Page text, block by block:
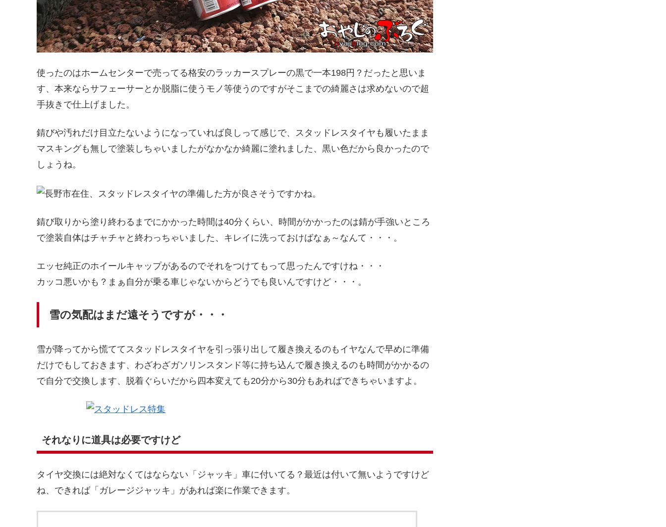
使ったのはホームセンターで売ってる格安のラッカースプレーの黒で一本198円？だったと思いま
す、本来ならサフェーサーとか脱脂に使うモノ等使うのですがそこまでの綺麗さは求めないので超
手抜きで仕上げました。
錆びや汚れだけ目立たないようになっていれば良しって感じで、スタッドレスタイヤも履いたまま
マスキングも無しで塗装しちゃいましたがなかなか綺麗に塗れました、黒い色だから良かったので
しょうね。
錆び取りから塗り終わるまでにかかった時間は40分くらい、時間がかかったのは錆が手強いところ
で塗装自体はチャチャと終わっちゃいました、キレイに洗っておけばなぁ～なんて・・・。
エッセ純正のホイールキャップがあるのでそれをつけてもって思ったんですけね・・・
カッコ悪いかも？まぁ自分が乗る車じゃないからどうでも良いんですけど・・・。
雪の気配はまだ遠そうですが・・・
雪が降ってから慌ててスタッドレスタイヤを引っ張り出して履き換えるのもイヤなんで早めに準備
だけでもしておきます、わざわざガソリンスタンド等に持ち込んで履き換えるのも時間がかかるの
で自分で交換します、脱着ぐらいだから四本変えても20分から30分もあればできちゃいますよ。
それなりに道具は必要ですけど
タイヤ交換には絶対なくてはならない「ジャッキ」車に付いてる？最近は付いて無いようですけど
ね、できれば「ガレージジャッキ」があれば楽に作業できます。